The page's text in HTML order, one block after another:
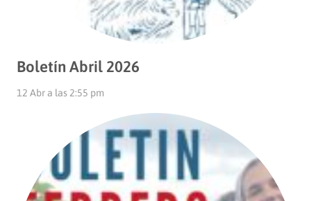
Boletín Abril 2026
12 Abr a las 2:55 pm